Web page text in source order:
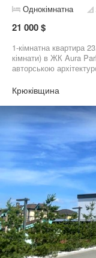
Однокімнатна
21 000 $
1-кімнатна квартира
кімнати) в ЖК Aura
авторською
квартири та
(двоконтурний котел),
центральна
кожного під'їзду
Природа поруч:
зона відпочинку для
Зупинка
метро Теремки 15
закритий двір та
спокою.
Park планується
терасо та іншої
15 кв.м. до 36 кв.м. -
проживання та
документами! Не
Працюємо без
Крюківщина